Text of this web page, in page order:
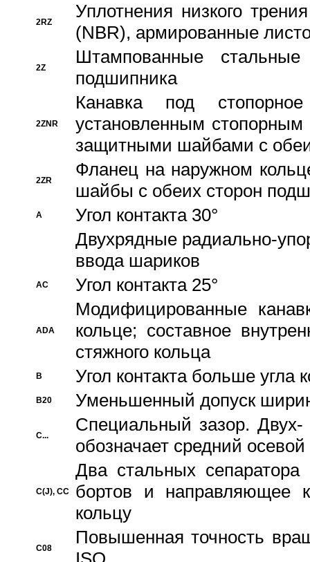
2RZ
Уплотнения низкого
(NBR), армированные
2Z
Штампованные
подшипника
2ZNR
Канавка под
установленным
защитными шайбами с
2ZR
Фланец на наружном
шайбы с обеих сторон
A
Угол контакта 30°
Двухрядные радиально-
ввода шариков
AC Угол контакта 25°
ADA
Модифицированные
кольце; составное
стяжного кольца
B Угол контакта больше угла
B20 Уменьшенный допуск
C...
Специальный зазор.
обозначает средний
C(J), CC
Два стальных сепаратора
бортов и направляющее
кольцу
C08
Повышенная точность